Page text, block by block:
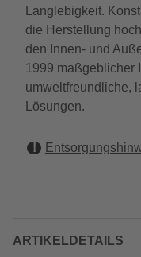
Langlebigkeit.
die Herstellung
den Innen- und
1999 maßgeblicher
umweltfreundliche,
Lösungen.
ARTIKELDETAILS